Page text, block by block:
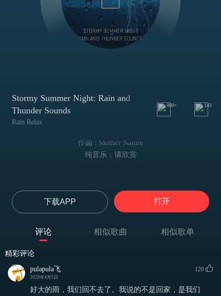
Stormy Summer Night: Rain and
Thunder Sounds
Rain Relax
999+ 143
作曲 : Mother Nature
纯音乐，请欣赏
下载APP 打开
评论 相似歌曲 相似歌单
精彩评论
pulapula飞
2020年4月5日
120
好大的雨，我们回不去了。我说的不是回家，是我们